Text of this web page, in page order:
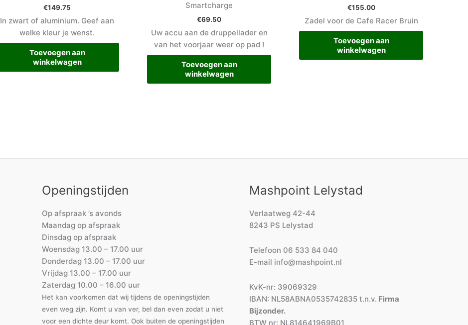
€149.75
In zwart of aluminium. Geef aan
welke kleur je wenst.
Toevoegen aan
winkelwagen
Smartcharge
€69.50
Uw accu aan de druppellader en
van het voorjaar weer op pad !
Toevoegen aan
winkelwagen
€155.00
Zadel voor de Cafe Racer Bruin
Toevoegen aan
winkelwagen
Openingstijden
Op afspraak ’s avonds
Maandag op afspraak
Dinsdag op afspraak
Woensdag 13.00 – 17.00 uur
Donderdag 13.00 – 17.00 uur
Vrijdag 13.00 – 17.00 uur
Zaterdag 10.00 – 16.00 uur
Het kan voorkomen dat wij tijdens de openingstijden
even weg zijn. Komt u van ver, bel dan even zodat u niet
voor een dichte deur komt. Ook buiten de openingstijden
Mashpoint Lelystad
Verlaatweg 42-44
8243 PS Lelystad
Telefoon 06 533 84 040
E-mail info@mashpoint.nl
KvK-nr: 39069329
IBAN: NL58ABNA0535742835 t.n.v. Firma
Bijzonder.
BTW nr: NL814641969B01